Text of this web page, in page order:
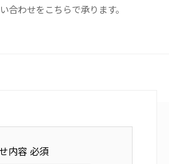
合わせをこちらで承ります。
内容 必須